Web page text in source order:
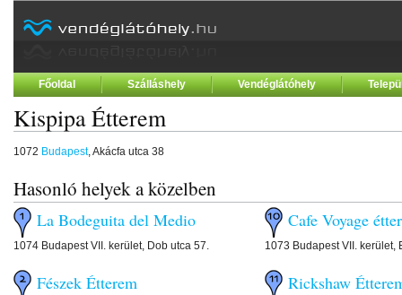
Főoldal Szálláshely Vendéglátóhely
Kispipa Étterem
1072 Budapest, Akácfa utca 38
Hasonló helyek a közelben
La Bodeguita del Medio
1074 Budapest VII. kerület, Dob utca 57.
Fészek Étterem
Cafe Voyage
1073 Budapest VII. kerület,
Rickshaw